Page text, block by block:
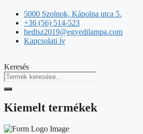
5000 Szolnok, Kápolna utca 5.
+36 (56) 514-523
hedisz2019@egyedilampa.com
Kapcsolati ív
Keresés
Kiemelt termékek